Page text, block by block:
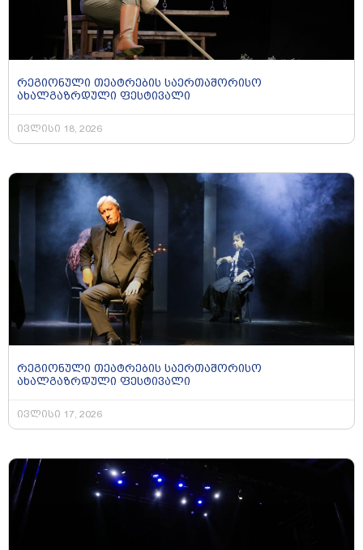
რეგიონული თეატრების საერთაშორისო
ახალგაზრდული ფესტივალი
ივლისი 18, 2026
რეგიონული თეატრების საერთაშორისო
ახალგაზრდული ფესტივალი
ივლისი 17, 2026